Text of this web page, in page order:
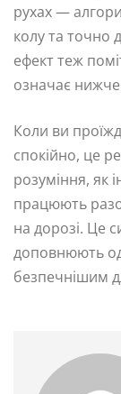
рухах —
колу та точно
ефект теж
означає
Коли ви
спокійно, це
розуміння, як
працюють
на дорозі. Це
доповнюють
безпечнішим